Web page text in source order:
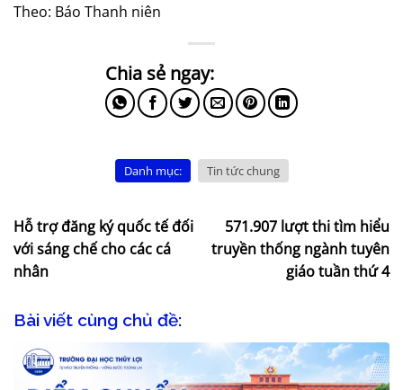
Theo: Báo Thanh niên
Danh mục: Tin tức chung
Hỗ trợ đăng ký quốc tế đối
với sáng chế cho các cá
nhân
571.907 lượt thi tìm hiểu
truyền thống ngành tuyên
giáo tuần thứ 4
Bài viết cùng chủ đề: